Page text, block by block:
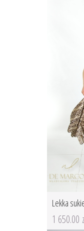
Lekka
1 650.00